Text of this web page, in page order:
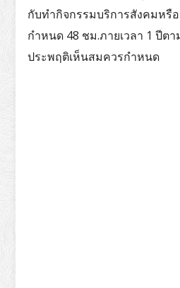
กับทำกิจกรรมบริการสังคมหรื
กำหนด 48 ชม.ภายเวลา 1 ปีต
ประพฤติเห็นสมควรกำหนด